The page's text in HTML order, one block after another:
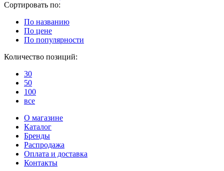
Сортировать по:
По названию
По цене
По популярности
Количество позиций:
30
50
100
все
О магазине
Каталог
Бренды
Распродажа
Оплата и доставка
Контакты